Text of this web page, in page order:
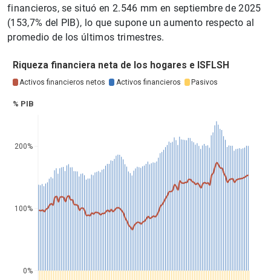
financieros, se situó en 2.546 mm en septiembre de 2025
(153,7% del PIB), lo que supone un aumento respecto al
promedio de los últimos trimestres.